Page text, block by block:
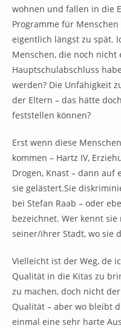
wohnen und fallen in die
Programme für
eigentlich längst zu spät.
Menschen, die noch nicht
Hauptschulabschluss
werden? Die Unfähigkeit
der Eltern – das hätte
feststellen können?
Erst wenn diese
kommen – Hartz IV,
Drogen, Knast – dann
sie gelästert.Sie
bei Stefan Raab – oder
bezeichnet. Wer kennt
seiner/ihrer Stadt, wo sie
Vielleicht ist der Weg, de
Qualität in die Kitas zu
zu machen, doch nicht
Qualität – aber wo bleibt
einmal eine sehr harte